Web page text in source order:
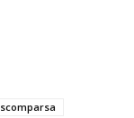
scomparsa